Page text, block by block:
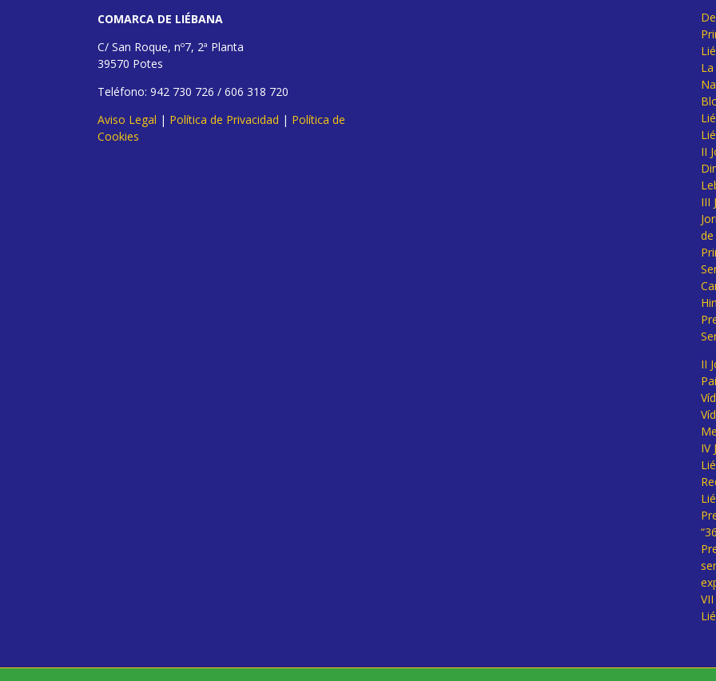
COMARCA DE LIÉBANA
C/ San Roque, nº7, 2ª Planta
39570 Potes
Teléfono: 942 730 726 / 606 318 720
Aviso Legal | Política de Privacidad | Política de
Cookies
II
III
II
IV